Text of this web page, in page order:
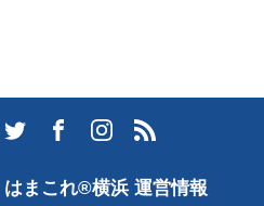
はまこれ®横浜 運営情報